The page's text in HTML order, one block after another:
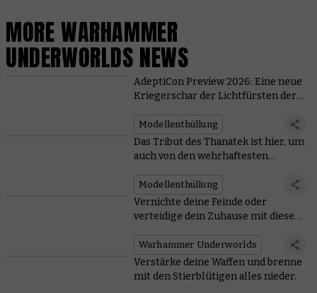
MORE WARHAMMER
UNDERWORLDS NEWS
AdeptiCon Preview 2026: Eine neue
Kriegerschar der Lichtfürsten der
Warhammer Underworlds
getragen
Modellenthüllung
Das Tribut des Thanatek ist hier, um
auch von den wehrhaftesten
Modellenthüllung
Vernichte deine Feinde oder
verteidige dein Zuhause mit diesen
Warhammer Underworlds
Verstärke deine Waffen und brenne
mit den Stierblütigen alles nieder.